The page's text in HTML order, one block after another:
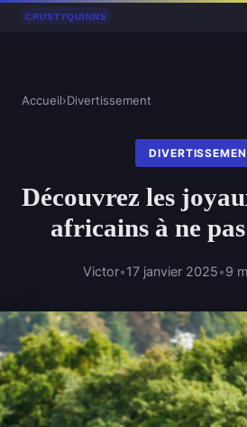
Accueil›Divertissement
Découvrez les
africains à ne
Victor•17 janvier 2025•9